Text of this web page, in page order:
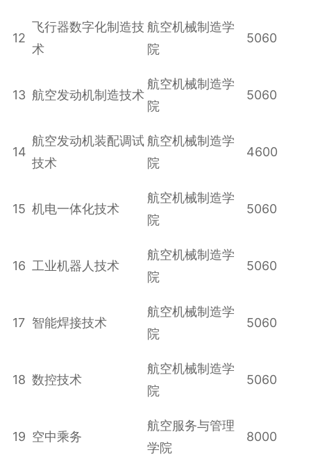
12
飞行器数字化制造技
术
航空机械制造学
院
5060
13 航空发动机制造技术
航空机械制造学
院
5060
14
航空发动机装配调试
技术
航空机械制造学
院
4600
15 机电一体化技术
航空机械制造学
院
5060
16 工业机器人技术
航空机械制造学
院
5060
17 智能焊接技术
航空机械制造学
院
5060
18 数控技术
航空机械制造学
院
5060
19 空中乘务
航空服务与管理
学院
8000